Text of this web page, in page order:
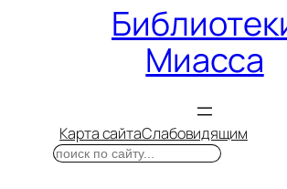
Миасса
Карта сайтаСлабовидящим
Поиск